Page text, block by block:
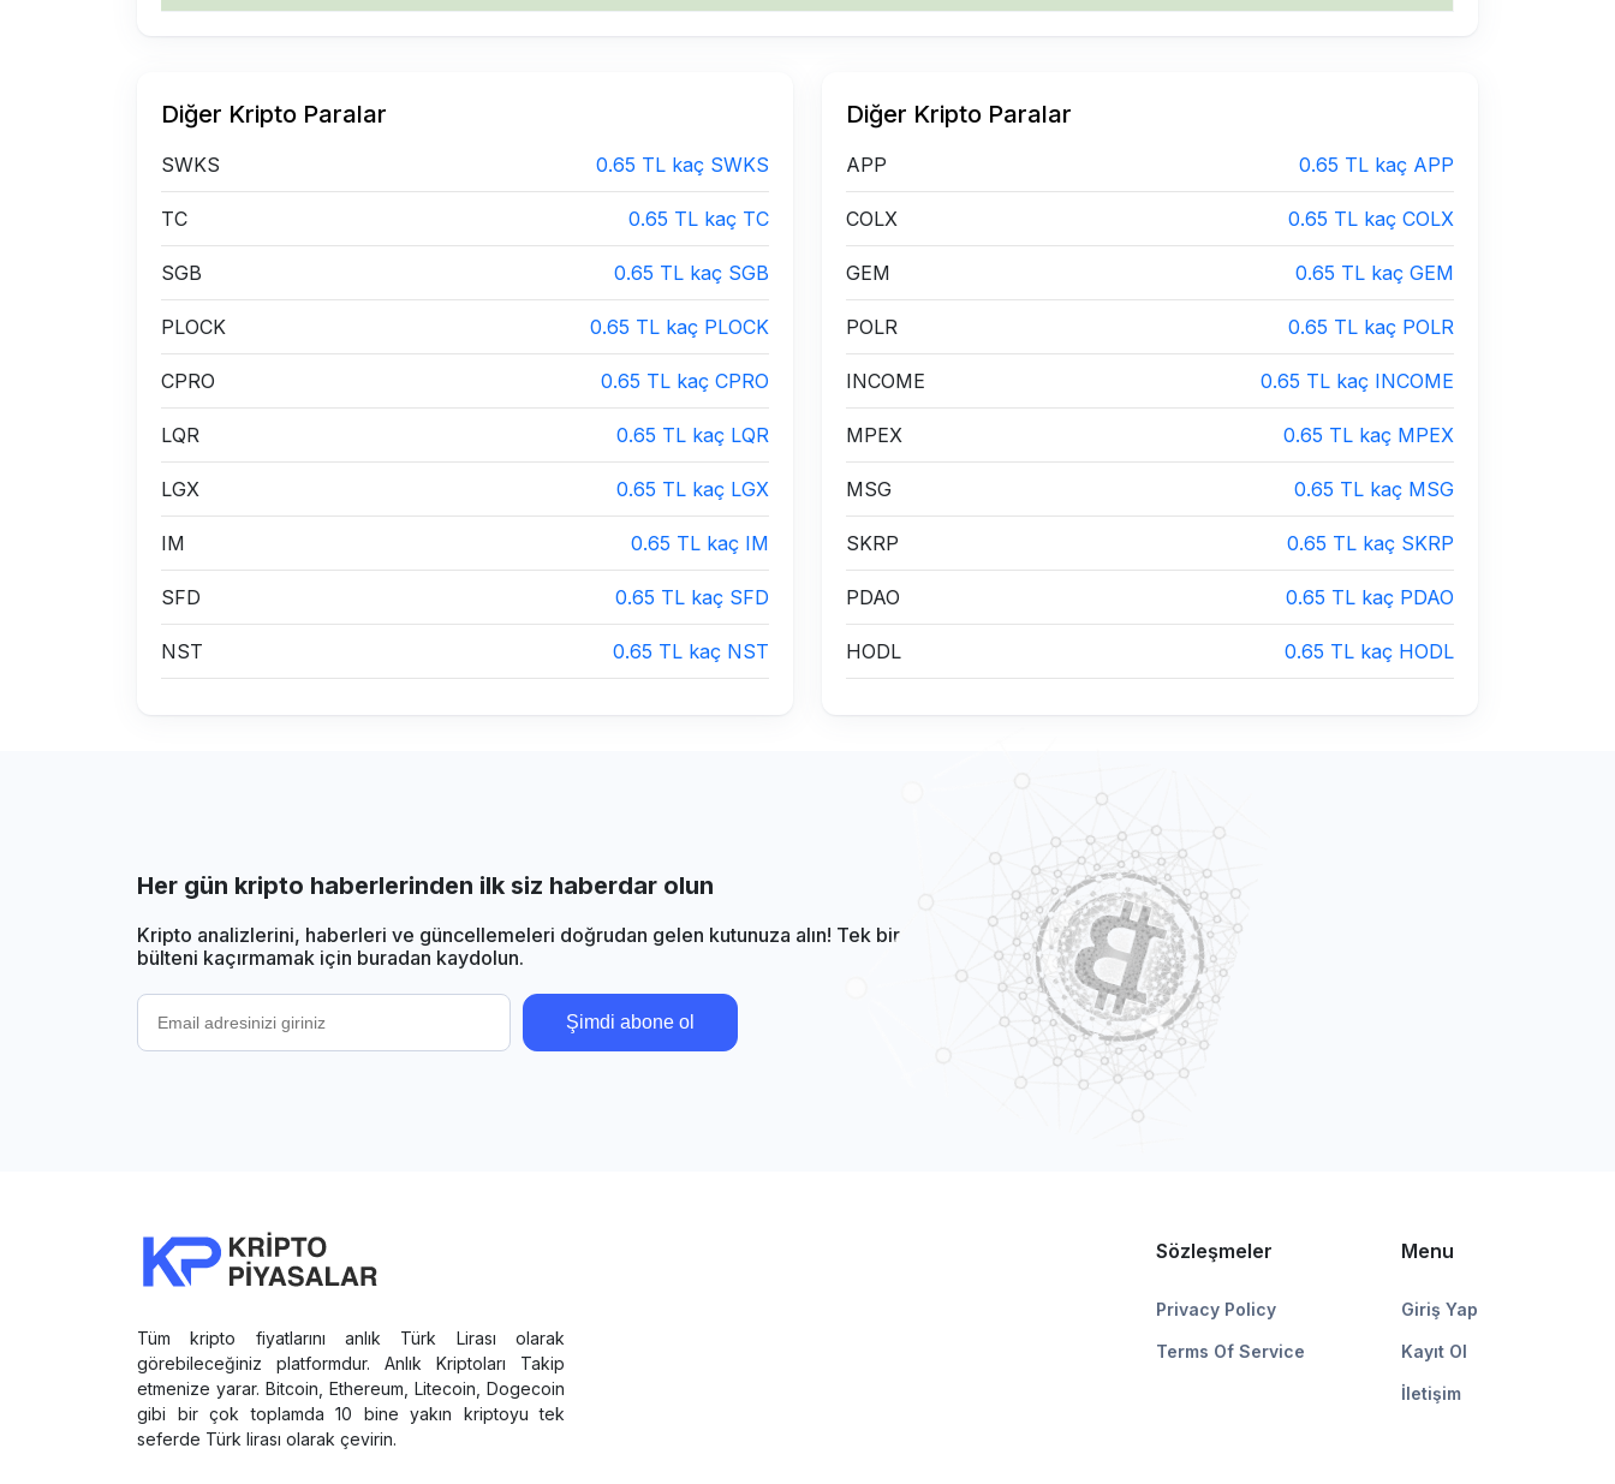
Diğer Kripto Paralar
SWKS 0.65 TL kaç SWKS
TC 0.65 TL kaç TC
SGB 0.65 TL kaç SGB
PLOCK 0.65 TL kaç PLOCK
CPRO 0.65 TL kaç CPRO
LQR 0.65 TL kaç LQR
LGX 0.65 TL kaç LGX
IM 0.65 TL kaç IM
SFD 0.65 TL kaç SFD
NST 0.65 TL kaç NST
Diğer Kripto Paralar
APP 0.65 TL kaç APP
COLX 0.65 TL kaç COLX
GEM 0.65 TL kaç GEM
POLR 0.65 TL kaç POLR
INCOME 0.65 TL kaç INCOME
MPEX 0.65 TL kaç MPEX
MSG 0.65 TL kaç MSG
SKRP 0.65 TL kaç SKRP
PDAO 0.65 TL kaç PDAO
HODL 0.65 TL kaç HODL
Her gün kripto haberlerinden ilk siz haberdar olun
Kripto analizlerini, haberleri ve güncellemeleri doğrudan gelen kutunuza alın! Tek bir
bülteni kaçırmamak için buradan kaydolun.
Şimdi abone ol
Tüm kripto fiyatlarını anlık Türk Lirası olarak
görebileceğiniz platformdur. Anlık Kriptoları Takip
etmenize yarar. Bitcoin, Ethereum, Litecoin, Dogecoin
gibi bir çok toplamda 10 bine yakın kriptoyu tek
seferde Türk lirası olarak çevirin.
Sözleşmeler
Privacy Policy
Terms Of Service
Menu
Giriş Yap
Kayıt Ol
İletişim